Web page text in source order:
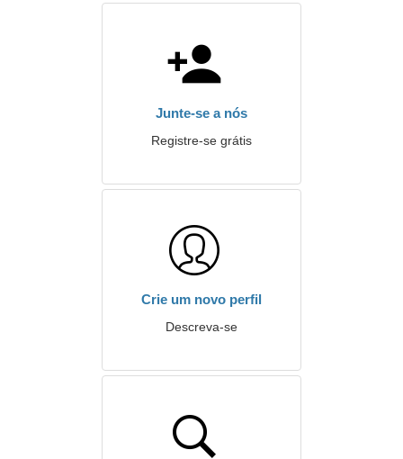
Junte-se a nós
Registre-se grátis
Crie um novo perfil
Descreva-se